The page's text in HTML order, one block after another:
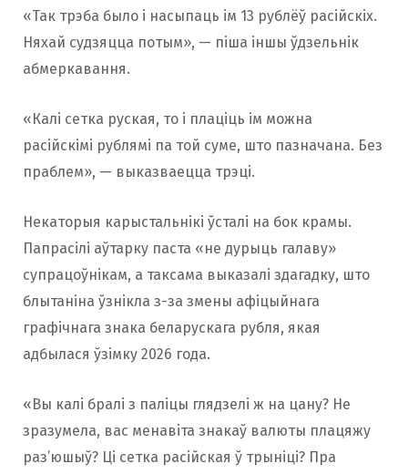
«Так трэба было і насыпаць ім 13 рублёў расійскіх.
Няхай судзяцца потым», — піша іншы ўдзельнік
абмеркавання.
«Калі сетка руская, то і плаціць ім можна
расійскімі рублямі па той суме, што пазначана. Без
праблем», — выказваецца трэці.
Некаторыя карыстальнікі ўсталі на бок крамы.
Папрасілі аўтарку паста «не дурыць галаву»
супрацоўнікам, а таксама выказалі здагадку, што
блытаніна ўзнікла з-за змены афіцыйнага
графічнага знака беларускага рубля, якая
адбылася ўзімку 2026 года.
«Вы калі бралі з паліцы глядзелі ж на цану? Не
зразумела, вас менавіта знакаў валюты плацяжу
раз’юшыў? Ці сетка расійская ў трыніці? Пра